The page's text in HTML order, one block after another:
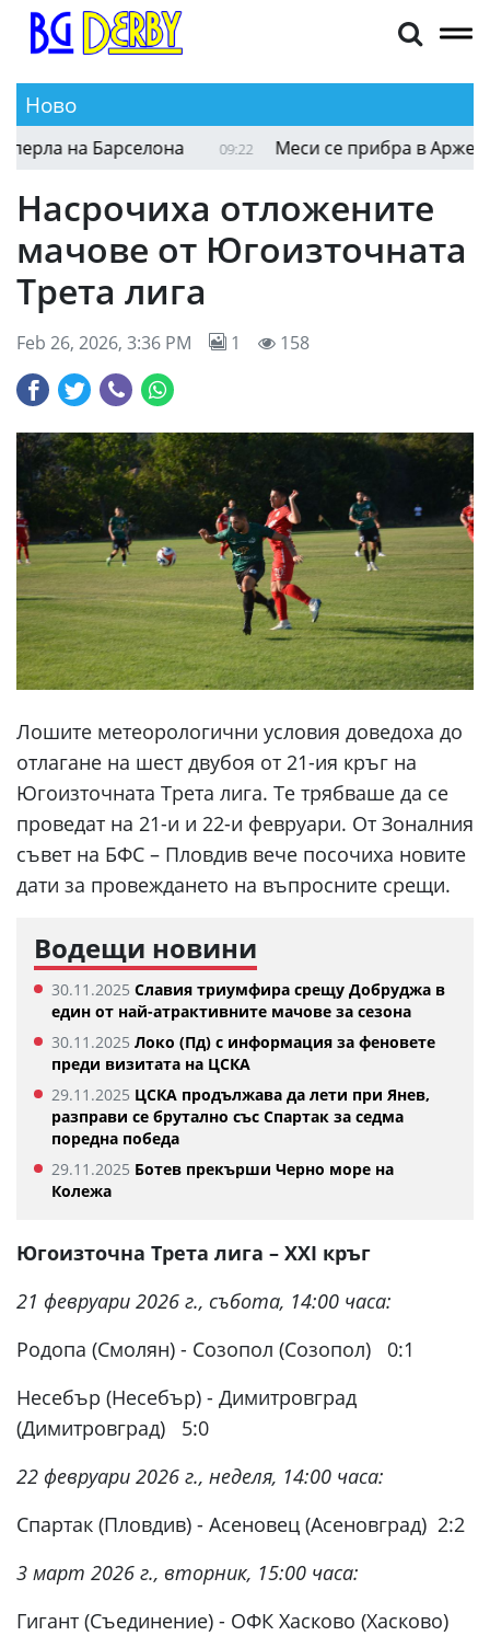
Ново
на Барселона Меси се прибра в
Насрочиха отложените
мачове от Югоизточната
Трета лига
Feb 26, 2026, 3:36 PM 1 158
Лошите метеорологични условия доведоха до
отлагане на шест двубоя от 21-ия кръг на
Югоизточната Трета лига. Те трябваше да се
проведат на 21-и и 22-и февруари. От Зоналния
съвет на БФС – Пловдив вече посочиха новите
дати за провеждането на въпросните срещи.
Водещи новини
30.11.2025 Славия триумфира срещу Добруджа в
един от най-атрактивните мачове за сезона
30.11.2025 Локо (Пд) с информация за феновете
преди визитата на ЦСКА
29.11.2025 ЦСКА продължава да лети при Янев,
разправи се брутално със Спартак за седма
поредна победа
29.11.2025 Ботев прекърши Черно море на
Колежа
Югоизточна Трета лига – XХI кръг
21 февруари 2026 г., събота, 14:00 часа:
Родопа (Смолян) - Созопол (Созопол) 0:1
Несебър (Несебър) - Димитровград
(Димитровград) 5:0
22 февруари 2026 г., неделя, 14:00 часа:
Спартак (Пловдив) - Асеновец (Асеновград) 2:2
3 март 2026 г., вторник, 15:00 часа:
Гигант (Съединение) - ОФК Хасково (Хасково)